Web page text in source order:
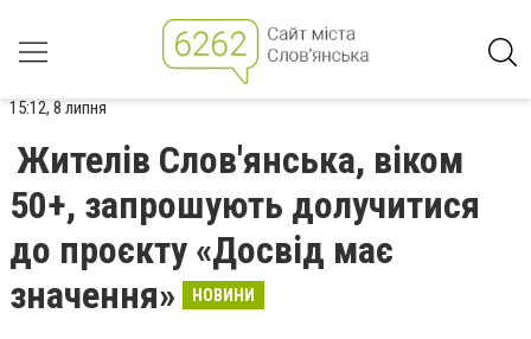
15:12, 8 липня
Жителів Слов'янська, віком
50+, запрошують долучитися
до проєкту «Досвід має
значення»
НОВИНИ